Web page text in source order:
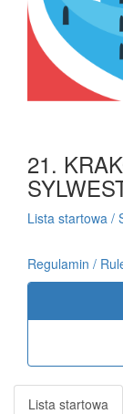
21.
Lista startowa /
Regulamin /
Lista startowa